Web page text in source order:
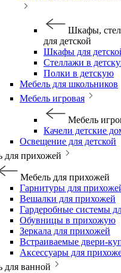
Шкафы,
для детской
Шкафы для
Стеллажи в
Полки в детскую
Мебель для школьников
Мебель игровая
Мебель
Качели детские
Освещение для детской
для прихожей
Мебель для прихожей
Гарнитуры для
Вешалки для прихожей
Гардеробные системы
Обувницы в прихожую
Зеркала для прихожей
Встраиваемые двери-
Аксессуары для
для ванной